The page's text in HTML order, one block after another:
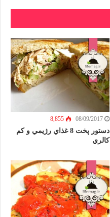
08/09/2017
8,855
دستور پخت 8 غذاي رژيمي و كم
كالري